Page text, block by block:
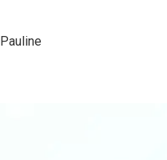
Pauline